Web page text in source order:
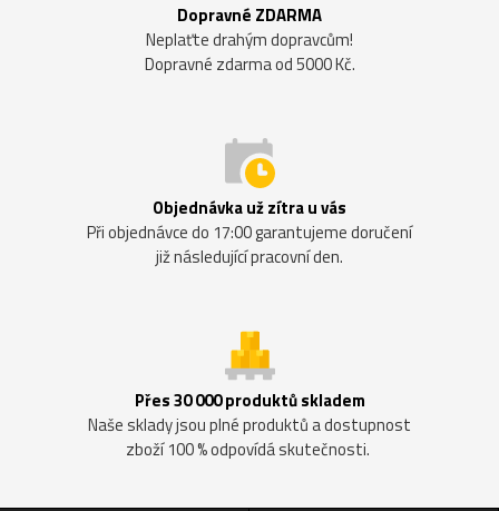
Dopravné ZDARMA
Neplaťte drahým dopravcům!
Dopravné zdarma od 5000 Kč.
Objednávka už zítra u vás
Při objednávce do 17:00 garantujeme doručení
již následující pracovní den.
Přes 30 000 produktů skladem
Naše sklady jsou plné produktů a dostupnost
zboží 100 % odpovídá skutečnosti.